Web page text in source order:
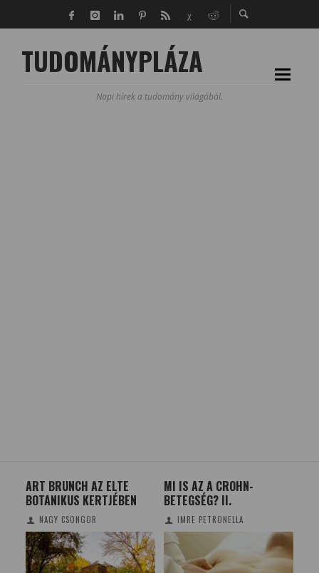
TUDOMÁNYPLÁZA
Napi hírek a tudomány világából.
ART BRUNCH AZ ELTE
BOTANIKUS KERTJÉBEN
NAGY CSONGOR
MI IS AZ A CROHN-
BETEGSÉG? II.
IMRE PETRONELLA